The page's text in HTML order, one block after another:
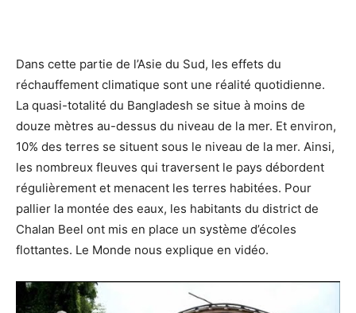
Dans cette partie de l’Asie du Sud, les effets du
réchauffement climatique sont une réalité quotidienne.
La quasi-totalité du Bangladesh se situe à moins de
douze mètres au-dessus du niveau de la mer. Et environ,
10% des terres se situent sous le niveau de la mer. Ainsi,
les nombreux fleuves qui traversent le pays débordent
régulièrement et menacent les terres habitées. Pour
pallier la montée des eaux, les habitants du district de
Chalan Beel ont mis en place un système d’écoles
flottantes. Le Monde nous explique en vidéo.